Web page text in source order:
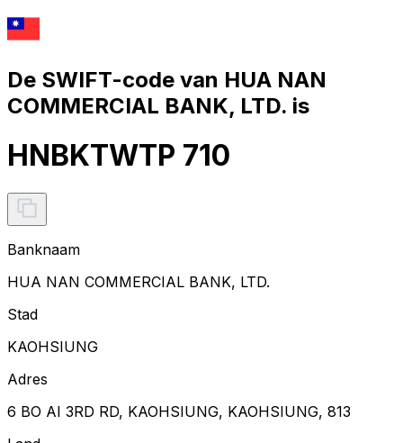
De SWIFT-code van HUA NAN
COMMERCIAL BANK, LTD. is
HNBKTWTP 710
Banknaam
HUA NAN COMMERCIAL BANK, LTD.
Stad
KAOHSIUNG
Adres
6 BO AI 3RD RD, KAOHSIUNG, KAOHSIUNG, 813